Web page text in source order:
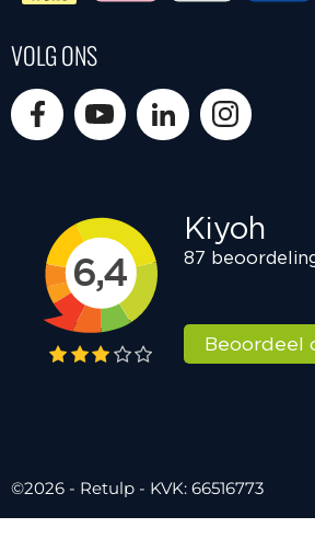
VOLG ONS
©2026 - Retulp - KVK: 66516773